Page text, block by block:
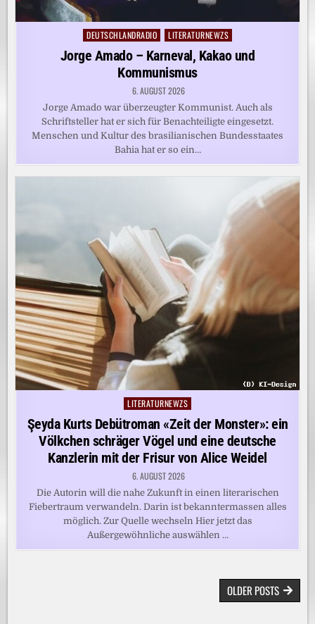
Posted
DEUTSCHLANDRADIO LITERATURNEWZS
Jorge Amado – Karneval, Kakao und
Kommunismus
6. AUGUST 2026
Jorge Amado war überzeugter Kommunist. Auch als
Schriftsteller hat er sich für Benachteiligte eingesetzt.
Menschen und Kultur des brasilianischen Bundesstaates
Bahia hat er so ein…
Posted
LITERATURNEWZS
Şeyda Kurts Debütroman «Zeit der Monster»: ein
Völkchen schräger Vögel und eine deutsche
Kanzlerin mit der Frisur von Alice Weidel
6. AUGUST 2026
Die Autorin will die nahe Zukunft in einen literarischen
Fiebertraum verwandeln. Darin ist bekanntermassen alles
möglich. Zur Quelle wechseln Hier jetzt das
Außergewöhnliche auswählen …
BEITRAGSNAVIGATIONOLDER POSTS